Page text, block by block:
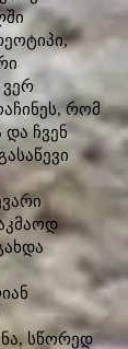
ვერ
რომ
ჩვენ
სწორედ